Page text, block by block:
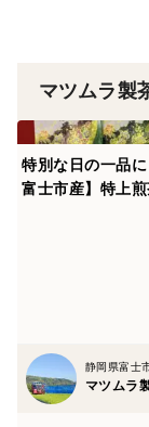
マツムラ製
特別な日の一品
富士市産】特上
静岡県富士
マツムラ